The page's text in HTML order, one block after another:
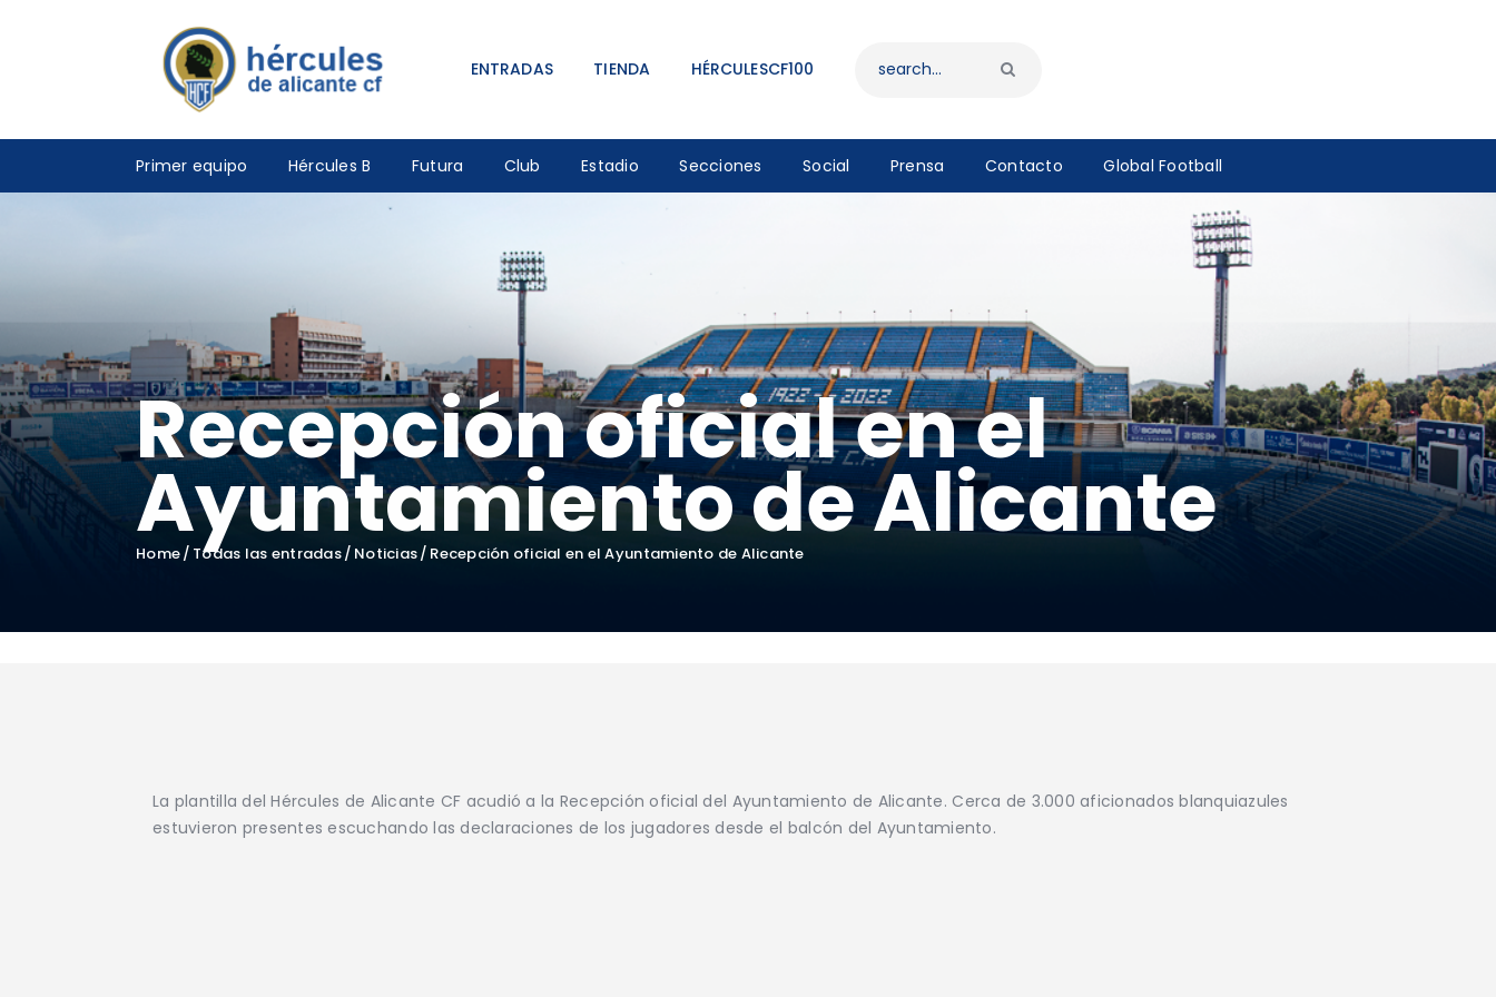
ENTRADAS TIENDA HÉRCULESCF100
Primer equipo Hércules B Futura Club Estadio Secciones Social Prensa Contacto Global Football
Recepción oficial en el
Ayuntamiento de Alicante
Home Todas las entradas Noticias Recepción oficial en el Ayuntamiento de Alicante
TIENDA
La plantilla del Hércules de Alicante CF acudió a la Recepción oficial del Ayuntamiento de Alicante. Cerca de 3.000 aficionados blanquiazules
estuvieron presentes escuchando las declaraciones de los jugadores desde el balcón del Ayuntamiento.